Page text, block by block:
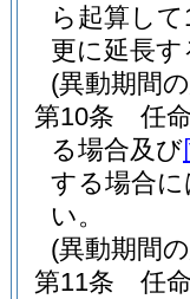
ら起算し
更に延長
(異動期間
第10条
任
る場合及び
する場合
い。
(異動期間
第11条
任